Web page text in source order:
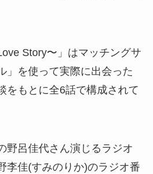
Story〜」はマッチングサ
」を使って実際に出会った
をもとに全6話で構成されて
野呂佳代さん演じるラジオ
李佳(すみのりか)のラジオ番